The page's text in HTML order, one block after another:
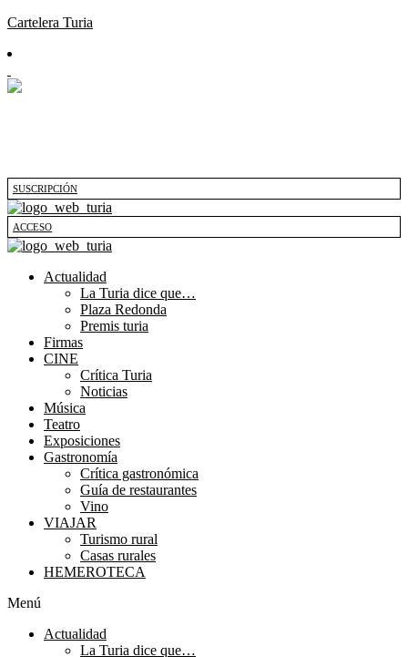
Cartelera Turia
SUSCRIPCIÓN
ACCESO
Actualidad
La Turia dice que…
Plaza Redonda
Premis turia
Firmas
CINE
Crítica Turia
Noticias
Música
Teatro
Exposiciones
Gastronomía
Crítica gastronómica
Guía de restaurantes
Vino
VIAJAR
Turismo rural
Casas rurales
HEMEROTECA
Menú
Actualidad
La Turia dice que…